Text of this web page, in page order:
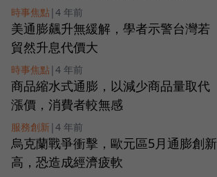
時事焦點| 4 年前
美通膨飆升無緩解，學者示警台灣若
貿然升息代價大
時事焦點| 4 年前
商品縮水式通膨，以減少商品量取代
漲價，消費者較無感
服務創新 | 4 年前
烏克蘭戰爭衝擊，歐元區5月通膨創新
高，恐造成經濟疲軟